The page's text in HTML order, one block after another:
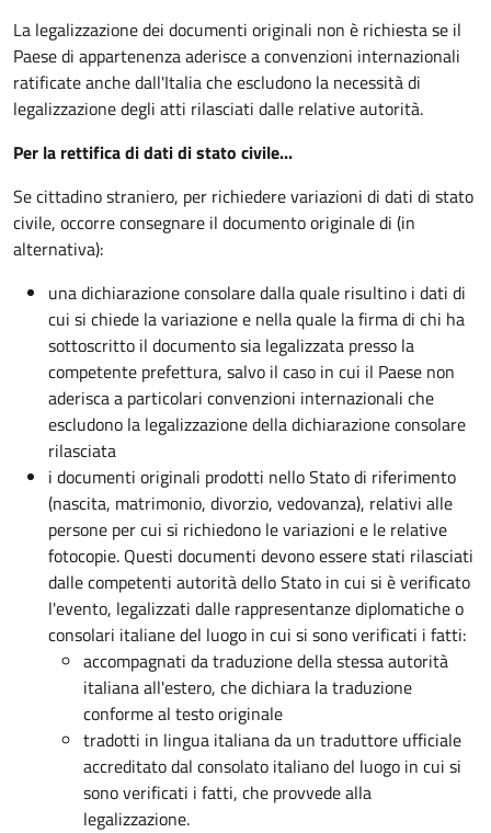
La legalizzazione dei documenti originali non è richiesta se il
Paese di appartenenza aderisce a convenzioni internazionali
ratificate anche dall'Italia che escludono la necessità di
legalizzazione degli atti rilasciati dalle relative autorità.
Per la rettifica di dati di stato civile...
Se cittadino straniero, per richiedere variazioni di dati di stato
civile, occorre consegnare il documento originale di (in
alternativa):
una dichiarazione consolare dalla quale risultino i dati di
cui si chiede la variazione e nella quale la firma di chi ha
sottoscritto il documento sia legalizzata presso la
competente prefettura, salvo il caso in cui il Paese non
aderisca a particolari convenzioni internazionali che
escludono la legalizzazione della dichiarazione consolare
rilasciata
i documenti originali prodotti nello Stato di riferimento
(nascita, matrimonio, divorzio, vedovanza), relativi alle
persone per cui si richiedono le variazioni e le relative
fotocopie. Questi documenti devono essere stati rilasciati
dalle competenti autorità dello Stato in cui si è verificato
l'evento, legalizzati dalle rappresentanze diplomatiche o
consolari italiane del luogo in cui si sono verificati i fatti:
accompagnati da traduzionedella stessa autorità
italiana all'estero, che dichiara la traduzione
conforme al testo originale
tradotti in lingua italiana da un traduttore ufficiale
accreditato dal consolato italiano del luogo in cui si
sono verificati i fatti, che provvede alla
legalizzazione.